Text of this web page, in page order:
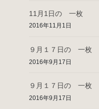
11月1日の 一枚
2016年11月1日
９月１７日の 一枚
2016年9月17日
９月１７日の 一枚
2016年9月17日